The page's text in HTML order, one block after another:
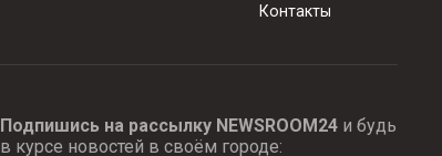
Контакты
Подпишись на рассылку NEWSROOM24и будь
в курсе новостей в своём городе: